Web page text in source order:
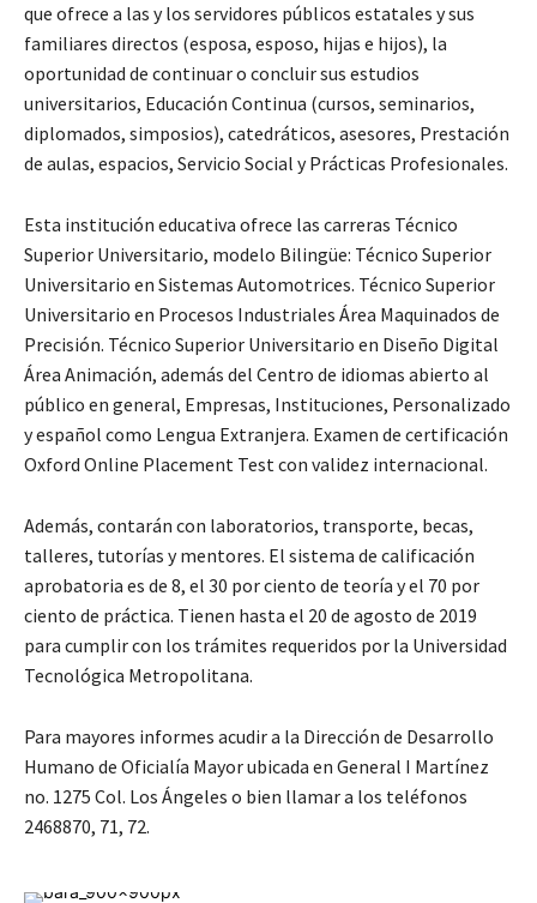
que ofrece a las y los servidores públicos estatales y sus
familiares directos (esposa, esposo, hijas e hijos), la
oportunidad de continuar o concluir sus estudios
universitarios, Educación Continua (cursos, seminarios,
diplomados, simposios), catedráticos, asesores, Prestación
de aulas, espacios, Servicio Social y Prácticas Profesionales.
Esta institución educativa ofrece las carreras Técnico
Superior Universitario, modelo Bilingüe: Técnico Superior
Universitario en Sistemas Automotrices. Técnico Superior
Universitario en Procesos Industriales Área Maquinados de
Precisión. Técnico Superior Universitario en Diseño Digital
Área Animación, además del Centro de idiomas abierto al
público en general, Empresas, Instituciones, Personalizado
y español como Lengua Extranjera. Examen de certificación
Oxford Online Placement Test con validez internacional.
Además, contarán con laboratorios, transporte, becas,
talleres, tutorías y mentores. El sistema de calificación
aprobatoria es de 8, el 30 por ciento de teoría y el 70 por
ciento de práctica. Tienen hasta el 20 de agosto de 2019
para cumplir con los trámites requeridos por la Universidad
Tecnológica Metropolitana.
Para mayores informes acudir a la Dirección de Desarrollo
Humano de Oficialía Mayor ubicada en General I Martínez
no. 1275 Col. Los Ángeles o bien llamar a los teléfonos
2468870, 71, 72.